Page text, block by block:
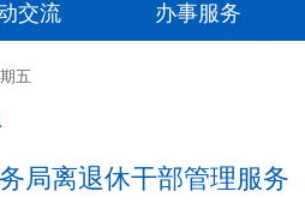
交流 办事服务
五
局离退休干部管理服务